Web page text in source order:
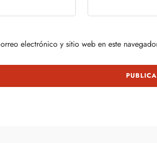
electrónico y sitio web en este